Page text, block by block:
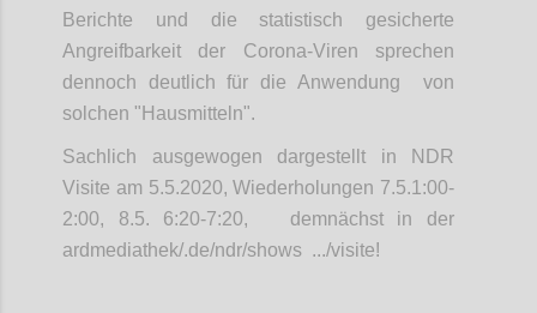
Berichte und die statistisch gesicherte
Angreifbarkeit der Corona-Viren sprechen
dennoch deutlich für die Anwendung von
solchen "Hausmitteln".
Sachlich ausgewogen dargestellt in NDR
Visite am 5.5.2020, Wiederholungen 7.5.1:00-
2:00, 8.5. 6:20-7:20, demnächst in der
ardmediathek/.de/ndr/shows .../visite!